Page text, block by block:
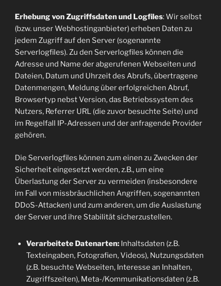
Erhebung von Zugriffsdaten und Logfiles: Wir selbst
(bzw. unser Webhostinganbieter) erheben Daten zu
jedem Zugriff auf den Server (sogenannte
Serverlogfiles). Zu den Serverlogfiles können die
Adresse und Name der abgerufenen Webseiten und
Dateien, Datum und Uhrzeit des Abrufs, übertragene
Datenmengen, Meldung über erfolgreichen Abruf,
Browsertyp nebst Version, das Betriebssystem des
Nutzers, Referrer URL (die zuvor besuchte Seite) und
im Regelfall IP-Adressen und der anfragende Provider
gehören.
Die Serverlogfiles können zum einen zu Zwecken der
Sicherheit eingesetzt werden, z.B., um eine
Überlastung der Server zu vermeiden (insbesondere
im Fall von missbräuchlichen Angriffen, sogenannten
DDoS-Attacken) und zum anderen, um die Auslastung
der Server und ihre Stabilität sicherzustellen.
Verarbeitete Datenarten:Inhaltsdaten (z.B.
Texteingaben, Fotografien, Videos), Nutzungsdaten
(z.B. besuchte Webseiten, Interesse an Inhalten,
Zugriffszeiten), Meta-/Kommunikationsdaten (z.B.